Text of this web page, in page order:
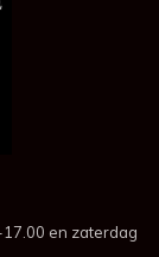
en zaterdag